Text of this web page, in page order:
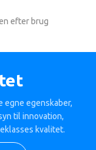
efter brug
egenskaber,
til innovation,
kvalitet.